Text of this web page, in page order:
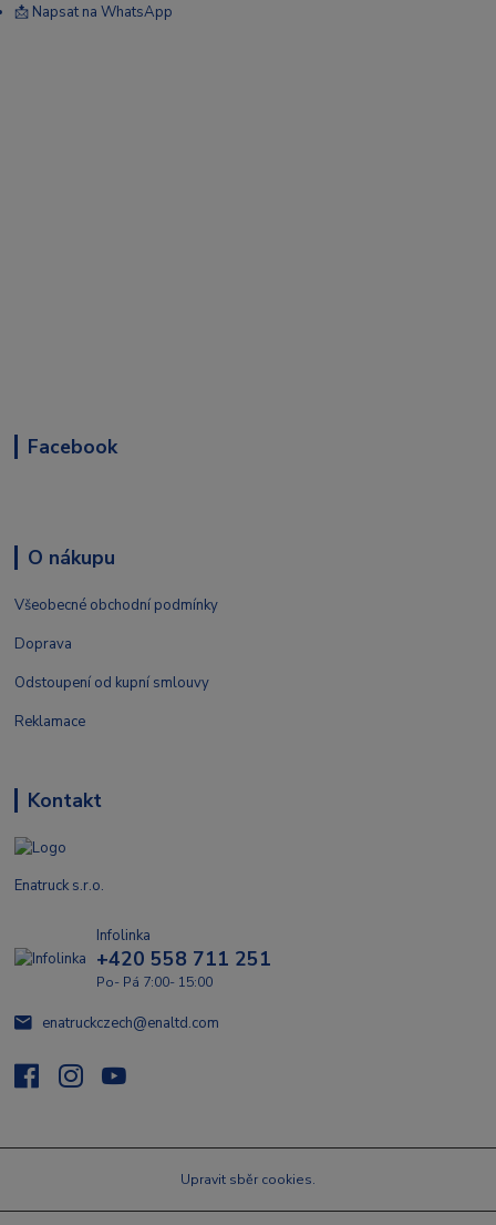
📩 Napsat na WhatsApp
Facebook
O nákupu
Všeobecné obchodní podmínky
Doprava
Odstoupení od kupní smlouvy
Reklamace
Kontakt
Enatruck s.r.o.
Infolinka
+420 558 711 251
Po- Pá 7:00- 15:00
enatruckczech@enaltd.com
Upravit sběr cookies.